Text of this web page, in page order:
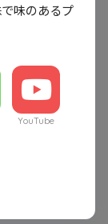
味のあるプ
YouTube